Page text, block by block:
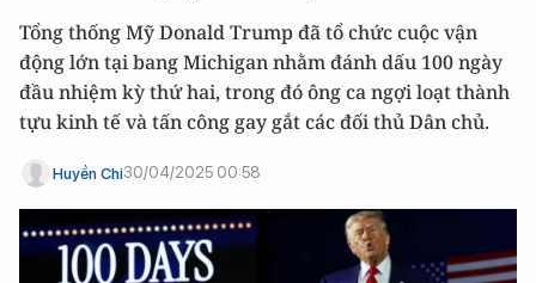
Tổng thống Mỹ Donald Trump đã tổ chức cuộc vận
động lớn tại bang Michigan nhằm đánh dấu 100 ngày
đầu nhiệm kỳ thứ hai, trong đó ông ca ngợi loạt thành
tựu kinh tế và tấn công gay gắt các đối thủ Dân chủ.
Huyền Chi30/04/2025 00:58